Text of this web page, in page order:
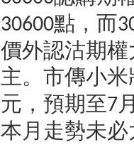
30600點，而
價外認沽期
主。市傳小
元，預期至7
本月走勢未